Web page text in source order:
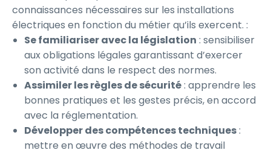
connaissances nécessaires sur les installations
électriques en fonction du métier qu’ils exercent. :
Se familiariser avec la législation : sensibiliser
aux obligations légales garantissant d’exercer
son activité dans le respect des normes.
Assimiler les règles de sécurité: apprendre les
bonnes pratiques et les gestes précis, en accord
avec la réglementation.
Développer des compétences techniques:
mettre en œuvre des méthodes de travail